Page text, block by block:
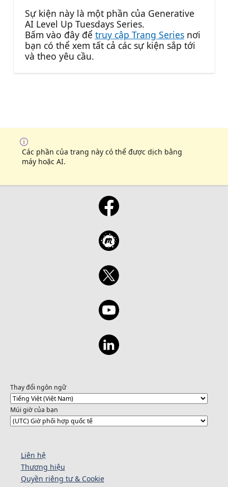
Sự kiện này là một phần của Generative
AI Level Up Tuesdays Series.
Bấm vào đây để truy cập Trang Seriesnơi
bạn có thể xem tất cả các sự kiện sắp tới
và theo yêu cầu.
Các phần của trang này có thể được dịch bằng
máy hoặc AI.
Thay đổi ngôn ngữ
Múi giờ của bạn
Liên hệ
Thương hiệu
Quyền riêng tư & Cookie